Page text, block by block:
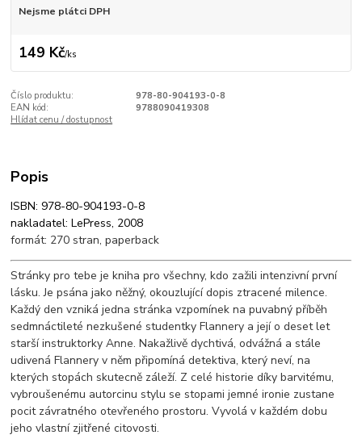
Nejsme plátci DPH
149 Kč/ks
Číslo produktu:
978-80-904193-0-8
EAN kód:
9788090419308
Hlídat cenu / dostupnost
Popis
ISBN: 978-80-904193-0-8
nakladatel: LePress, 2008
formát: 270 stran, paperback
Stránky pro tebe je kniha pro všechny, kdo zažili intenzivní první
lásku. Je psána jako něžný, okouzlující dopis ztracené milence.
Každý den vzniká jedna stránka vzpomínek na puvabný příběh
sedmnáctileté nezkušené studentky Flannery a její o deset let
starší instruktorky Anne. Nakažlivě dychtivá, odvážná a stále
udivená Flannery v něm připomíná detektiva, který neví, na
kterých stopách skutecně záleží. Z celé historie díky barvitému,
vybroušenému autorcinu stylu se stopami jemné ironie zustane
pocit závratného otevřeného prostoru. Vyvolá v každém dobu
jeho vlastní zjitřené citovosti.